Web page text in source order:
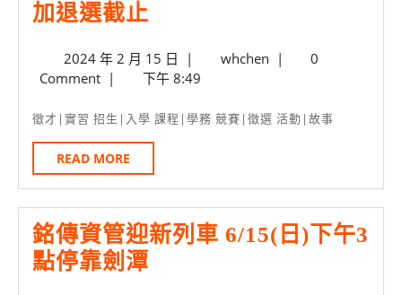
加退選截止
代
理
選
課
19-
日
2024 年 2 月 15 日 2024
年
月
| whchenwhchen
|
0
Comment | 下午 8:49
徵才|實習 招生|入學 課程|學務 競賽|徵選 活動|故事
READ MORE
MORE
銘傳資管迎新列車 6/15(日)下午3
點停靠劍潭